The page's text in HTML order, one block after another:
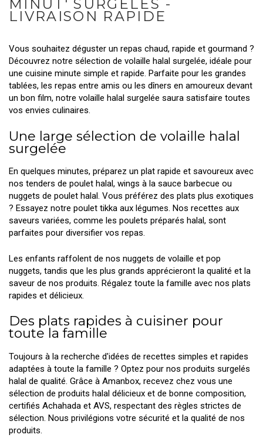
MINUT' SURGELÉS -
LIVRAISON RAPIDE
Vous souhaitez déguster un repas chaud, rapide et gourmand ?
Découvrez notre sélection de volaille halal surgelée, idéale pour
une cuisine minute simple et rapide. Parfaite pour les grandes
tablées, les repas entre amis ou les dîners en amoureux devant
un bon film, notre volaille halal surgelée saura satisfaire toutes
vos envies culinaires.
Une large sélection de volaille halal
surgelée
En quelques minutes, préparez un plat rapide et savoureux avec
nos tenders de poulet halal, wings à la sauce barbecue ou
nuggets de poulet halal. Vous préférez des plats plus exotiques
? Essayez notre poulet tikka aux légumes. Nos recettes aux
saveurs variées, comme les poulets préparés halal, sont
parfaites pour diversifier vos repas.
Les enfants raffolent de nos nuggets de volaille et pop
nuggets, tandis que les plus grands apprécieront la qualité et la
saveur de nos produits. Régalez toute la famille avec nos plats
rapides et délicieux.
Des plats rapides à cuisiner pour
toute la famille
Toujours à la recherche d'idées de recettes simples et rapides
adaptées à toute la famille ? Optez pour nos produits surgelés
halal de qualité. Grâce à Amanbox, recevez chez vous une
sélection de produits halal délicieux et de bonne composition,
certifiés Achahada et AVS, respectant des règles strictes de
sélection. Nous privilégions votre sécurité et la qualité de nos
produits.